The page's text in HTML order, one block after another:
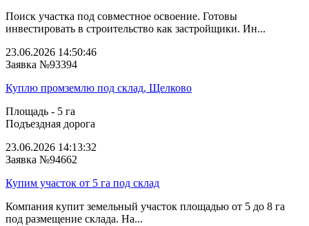
Поиск участка под совместное освоение. Готовы
инвестировать в строительство как застройщики. Ин...
23.06.2026 14:50:46
Заявка №93394
Куплю промземлю под склад, Щелково
Площадь - 5 га
Подъездная дорога
23.06.2026 14:13:32
Заявка №94662
Купим участок от 5 га под склад
Компания купит земельный участок площадью от 5 до 8 га
под размещение склада. На...